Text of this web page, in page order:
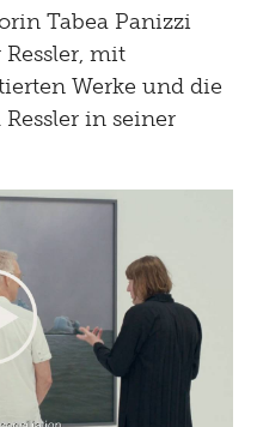
Tabea Panizzi
mit
Werke und die
in seiner